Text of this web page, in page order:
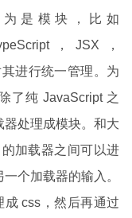
为是模块，比如
，JSX，
进行统一管理。为
了纯 JavaScript 之
处理成模块。和大
加载器之间可以进
个加载器的输入。
成 css，然后再通过